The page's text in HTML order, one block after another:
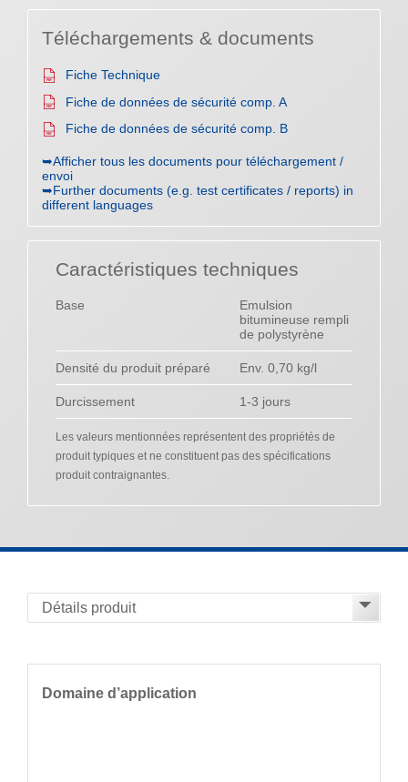
Téléchargements & documents
Fiche Technique
Fiche de données de sécurité comp. A
Fiche de données de sécurité comp. B
➥Afficher tous les documents pour téléchargement /
envoi
➥Further documents (e.g. test certificates / reports) in
different languages
Caractéristiques techniques
Base
Emulsion
bitumineuse rempli
de polystyrène
Densité du produit préparé Env. 0,70 kg/l
Durcissement 1-3 jours
Les valeurs mentionnées représentent des propriétés de
produit typiques et ne constituent pas des spécifications
produit contraignantes.
Domaine d’application